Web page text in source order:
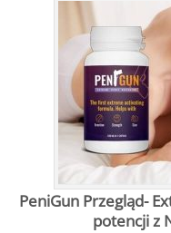
PeniGun Przegląd-
potencji z